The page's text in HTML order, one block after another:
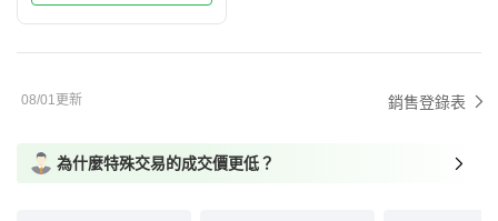
08/01更新 銷售登錄表
為什麼特殊交易的成交價更低？